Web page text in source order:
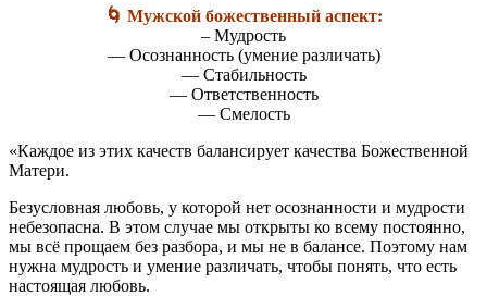
🌀 Мужской божественный аспект:
– Мудрость
— Осознанность (умение различать)
— Стабильность
— Ответственность
— Смелость
«Каждое из этих качеств балансирует качества Божественной
Матери.
Безусловная любовь, у которой нет осознанности и мудрости
небезопасна. В этом случае мы открыты ко всему постоянно,
мы всё прощаем без разбора, и мы не в балансе. Поэтому нам
нужна мудрость и умение различать, чтобы понять, что есть
настоящая любовь.